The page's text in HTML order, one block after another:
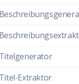
Extraktor